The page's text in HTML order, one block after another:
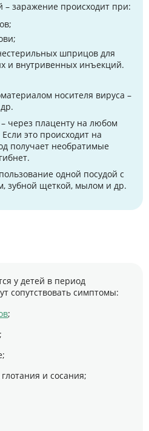
– заражение происходит при:
шприцов для
и внутривенных инъекций.
носителя вируса –
через плаценту на любом
это происходит на
получает необратимые
одной посудой с
зубной щеткой, мылом и др.
у детей в период
сопутствовать симптомы:
;
и сосания;